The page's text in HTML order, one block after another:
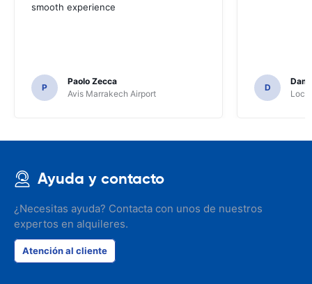
smooth experience
P
Paolo Zecca
Avis Marrakech Airport
D
Ayuda y contacto
¿Necesitas ayuda? Contacta con unos de nuestros
expertos en alquileres.
Atención al cliente